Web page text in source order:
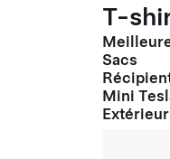
T-
Sacs
Mini